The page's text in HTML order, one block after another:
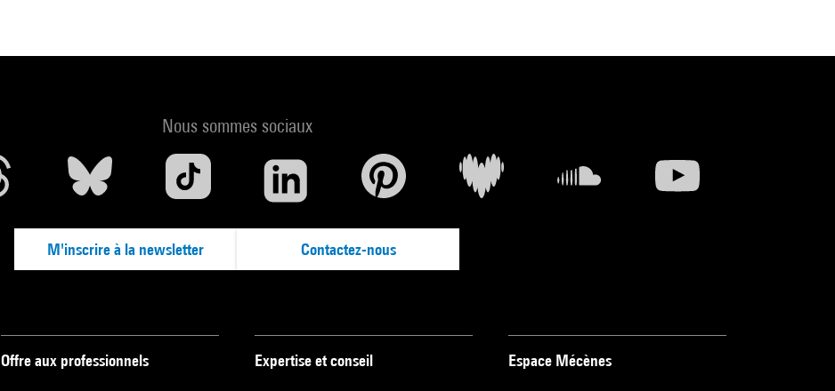
Nous sommes sociaux
M'inscrire à la newsletter Contactez-nous
Offre aux professionnels Expertise et conseil Espace Mécènes